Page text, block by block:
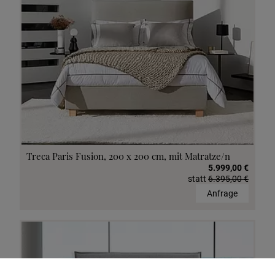
Treca Paris Fusion, 200 x 200 cm, mit Matratze/n
5.999,00 €
statt 6.395,00 €
Anfrage